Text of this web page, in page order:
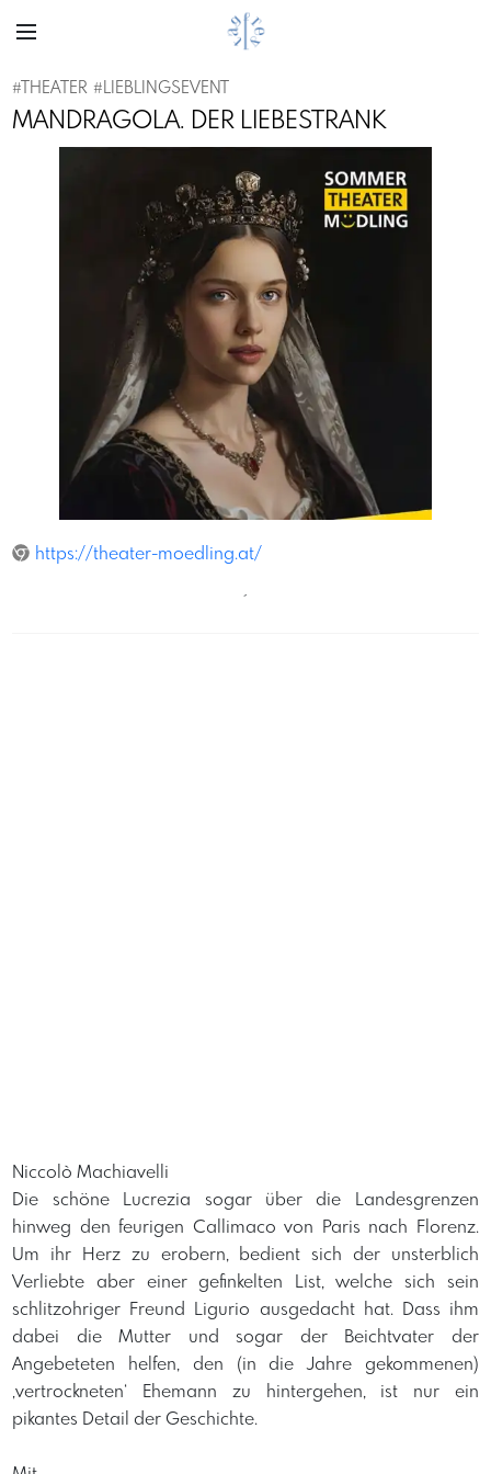
# THEATER #LIEBLINGSEVENT
MANDRAGOLA. DER LIEBESTRANK
Previous
https://theater-moedling.at/
´
Niccolò Machiavelli
​Die schöne Lucrezia sogar über die Landesgrenzen
hinweg den feurigen Callimaco von Paris nach Florenz.
Um ihr Herz zu erobern, bedient sich der unsterblich
Verliebte aber einer gefinkelten List, welche sich sein
schlitzohriger Freund Ligurio ausgedacht hat. Dass ihm
dabei die Mutter und sogar der Beichtvater der
Angebeteten helfen, den (in die Jahre gekommenen)
‚vertrockneten‘ Ehemann zu hintergehen, ist nur ein
pikantes Detail der Geschichte.